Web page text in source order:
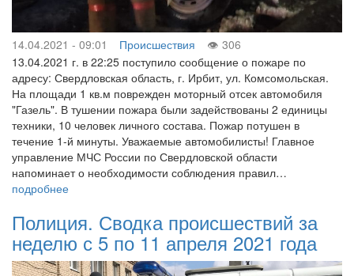
14.04.2021 - 09:01 Происшествия
306
13.04.2021 г. в 22:25 поступило сообщение о пожаре по
адресу: Свердловская область, г. Ирбит, ул. Комсомольская.
На площади 1 кв.м поврежден моторный отсек автомобиля
"Газель". В тушении пожара были задействованы 2 единицы
техники, 10 человек личного состава. Пожар потушен в
течение 1-й минуты. Уважаемые автомобилисты! Главное
управление МЧС России по Свердловской области
напоминает о необходимости соблюдения правил…
подробнее
Полиция. Сводка происшествий за
неделю с 5 по 11 апреля 2021 года